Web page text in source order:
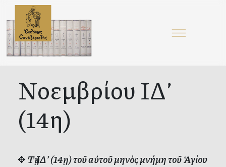
Νοεμβρίου ΙΔ’
(14η)
✥Τῇ ΙΔ’ (14ῃ) τοῦ αὐτοῦ μηνὸς μνήμη τοῦ Ἁγίου